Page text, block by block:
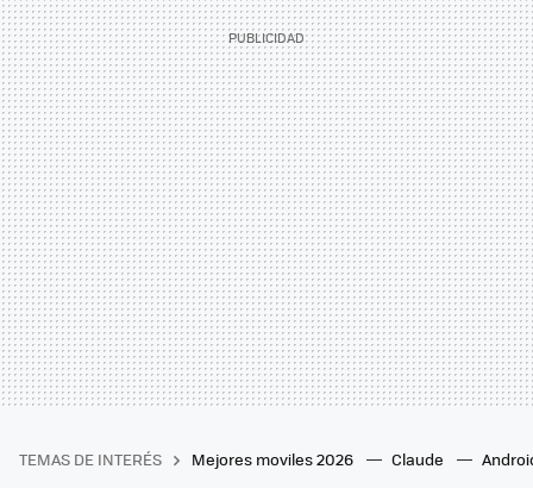
TEMAS DE INTERÉS Mejores moviles 2026 Claude